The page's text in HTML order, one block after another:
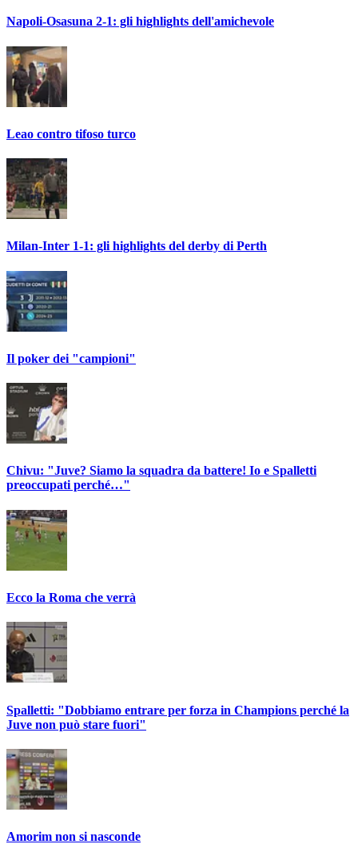
Napoli-Osasuna 2-1: gli highlights dell'amichevole
Leao contro tifoso turco
Milan-Inter 1-1: gli highlights del derby di Perth
Il poker dei "campioni"
Chivu: "Juve? Siamo la squadra da battere! Io e Spalletti
preoccupati perché…"
Ecco la Roma che verrà
Spalletti: "Dobbiamo entrare per forza in Champions perché la
Juve non può stare fuori"
Amorim non si nasconde